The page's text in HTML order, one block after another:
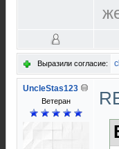
Выразили согласие:
UncleStas123
Ветеран